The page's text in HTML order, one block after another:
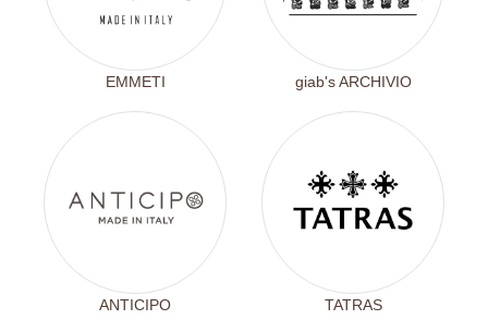
EMMETI giab's ARCHIVIO
ANTICIPO TATRAS